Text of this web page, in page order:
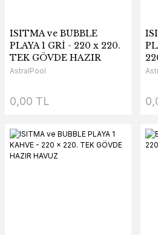
ISITMA ve BUBBLE
PLAYA 1 GRİ - 220 x 220.
TEK GÖVDE HAZIR
HAVUZ
AstralPool
0,00 TL